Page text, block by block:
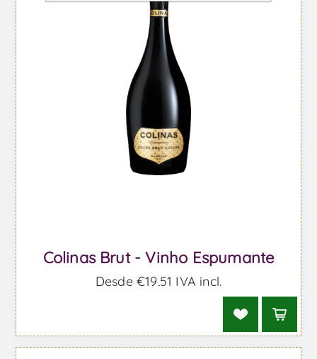
Colinas Brut - Vinho Espumante
Desde €19,51 IVA incl.